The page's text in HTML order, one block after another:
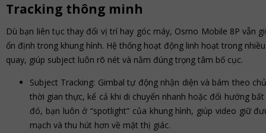
Tracking thông minh
Dù bạn liên tục thay đổi vị trí hay góc máy, Osmo Mobile 8P vẫn
ổn định trong khung hình. Hệ thống hoạt động linh hoạt trong
quay, giúp subject luôn rõ nét và nằm đúng trọng tâm bố cục.
Subject Tracking: Gimbal tự động nhận diện và bám theo
thời gian thực, kể cả khi di chuyển nhanh hoặc đổi hướng
đó, bạn luôn ở “spotlight” của khung hình, giúp video giữ
mạch và thu hút hơn về mặt thị giác.